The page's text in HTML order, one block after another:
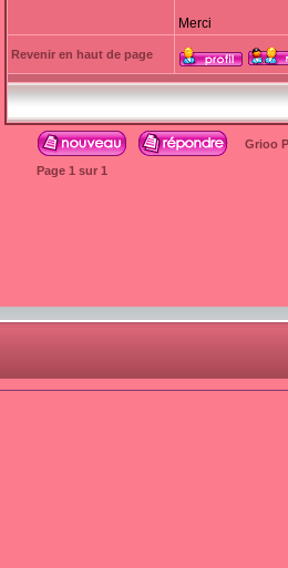
Merci
Revenir en haut de page
Grioo
Page 1 sur 1